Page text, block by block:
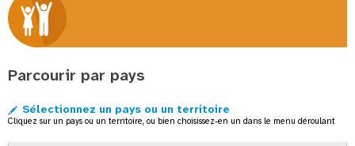
a
oParcourir par pays
Sélectionnez un pays ou un territoire
Cliquez sur un pays ou un territoire, ou bien choisissez-en un dans le menu déroulant